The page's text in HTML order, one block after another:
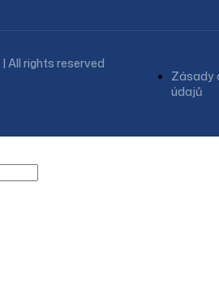
| All rights reserved
Zásady
údajů